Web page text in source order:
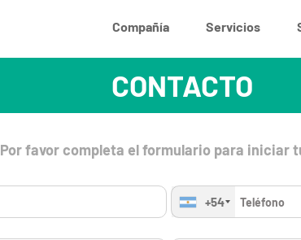
Compañía Servicios
CONTACTO
Por favor completa el formulario para iniciar
+54